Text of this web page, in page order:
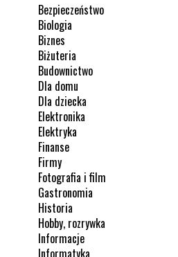
Bezpieczeństwo
Biologia
Biznes
Biżuteria
Budownictwo
Dla domu
Dla dziecka
Elektronika
Elektryka
Finanse
Firmy
Fotografia i film
Gastronomia
Historia
Hobby, rozrywka
Informacje
Informatyka